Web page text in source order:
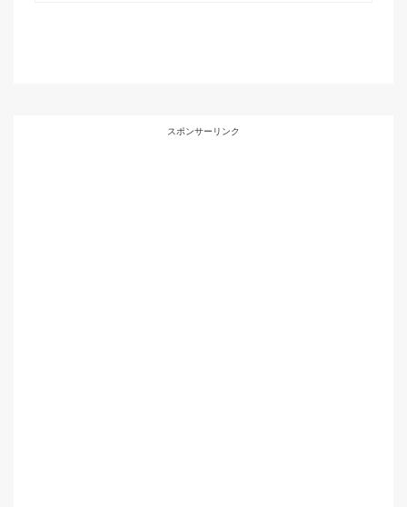
スポンサーリンク